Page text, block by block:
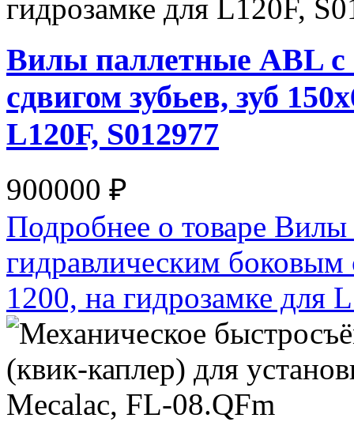
Вилы паллетные ABL с
сдвигом зубьев, зуб
L120F, S012977
900000 ₽
Подробнее о товаре
гидравлическим боковым
1200, на гидрозамке для